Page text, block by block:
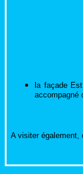
la façade
accompagné
A visiter également,